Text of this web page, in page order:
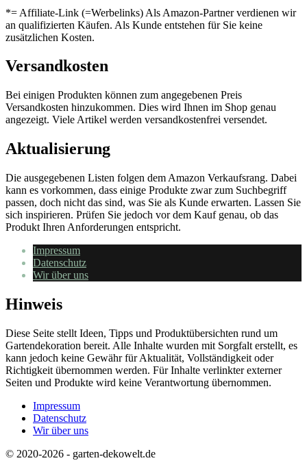
*= Affiliate-Link (=Werbelinks) Als Amazon-Partner verdienen wir
an qualifizierten Käufen. Als Kunde entstehen für Sie keine
zusätzlichen Kosten.
Versandkosten
Bei einigen Produkten können zum angegebenen Preis
Versandkosten hinzukommen. Dies wird Ihnen im Shop genau
angezeigt. Viele Artikel werden versandkostenfrei versendet.
Aktualisierung
Die ausgegebenen Listen folgen dem Amazon Verkaufsrang. Dabei
kann es vorkommen, dass einige Produkte zwar zum Suchbegriff
passen, doch nicht das sind, was Sie als Kunde erwarten. Lassen Sie
sich inspirieren. Prüfen Sie jedoch vor dem Kauf genau, ob das
Produkt Ihren Anforderungen entspricht.
Impressum
Datenschutz
Wir über uns
Hinweis
Diese Seite stellt Ideen, Tipps und Produktübersichten rund um
Gartendekoration bereit. Alle Inhalte wurden mit Sorgfalt erstellt, es
kann jedoch keine Gewähr für Aktualität, Vollständigkeit oder
Richtigkeit übernommen werden. Für Inhalte verlinkter externer
Seiten und Produkte wird keine Verantwortung übernommen.
Impressum
Datenschutz
Wir über uns
© 2020-2026 - garten-dekowelt.de